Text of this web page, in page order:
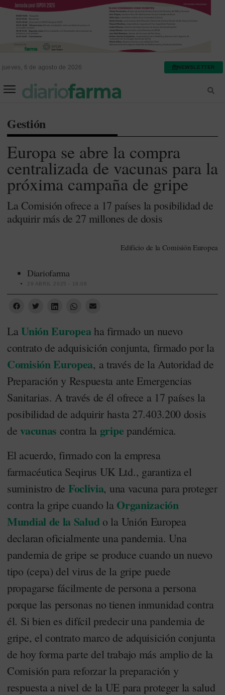
jueves, 6 de agosto de 2026 NEWSLETTER
Gestión
Europa se abre la compra
centralizada de vacunas para la
próxima campaña de gripe
La Comisión ofrece a 17 países la posibilidad de
adquirir más de 27 millones de dosis
Edificio de la Comisión Europea
Diariofarma
29 ABRIL 2025 - 18:08
LaUnión Europeaha firmado un nuevo
contrato de adquisición conjunta, firmado por la
Comisión Europea, a través de la Autoridad de
Preparación y Respuesta ante Emergencias
Sanitarias. A través de él ofrece a 17 países la
posibilidad de adquirir hasta 27.403.200 dosis
devacunas contra la gripe pandémica.
El acuerdo, firmado con la empresa
farmacéutica Seqirus UK Ltd., garantiza el
suministro de Foclivia, una vacuna para proteger
contra la gripe cuando la Organización
Mundial de la Saludo la Unión Europea
declaran oficialmente una pandemia. Una
pandemia de gripe se produce cuando un nuevo
tipo (cepa) del virus de la gripe puede
propagarse fácilmente de persona a persona
porque las personas no tienen inmunidad contra
él. Si bien es difícil predecir una pandemia de
gripe, el contrato marco de adquisición conjunta
de hoy forma parte del trabajo más amplio de la
Comisión para reforzar la preparación y
respuesta a nivel de la UE para proteger la salud